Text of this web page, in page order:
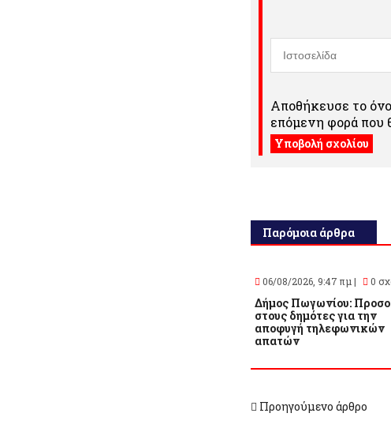
Αποθήκευσε το
επόμενη φορά που
Παρόμοια άρθρα
06/08/2026, 9:47 πμ | 0
Δήμος Πωγωνίου:
στους δημότες για την
αποφυγή τηλεφωνικών
απατών
Προηγούμενο άρθρο